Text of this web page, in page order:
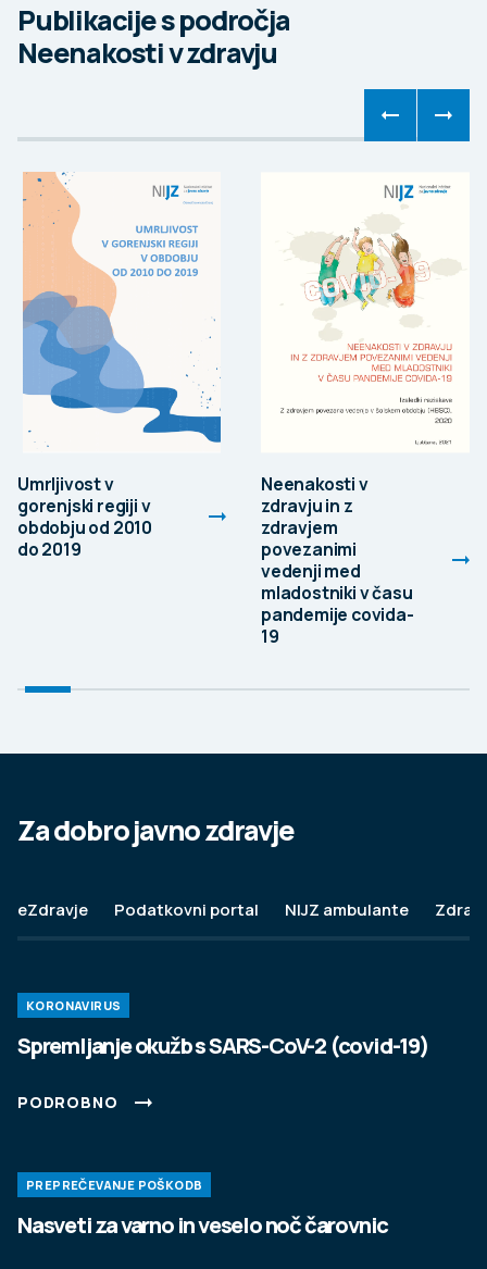
15. MAJ 2024
strokovnjaki ali obiščite interaktivne koticke in
katero od številnih stojnic.
PODROBNO
Publikacije s področja
Neenakosti v zdravju
Umrljivost v
gorenjski regiji v
obdobju od 2010
do 2019
Neenakosti v
zdravju in z
zdravjem
povezanimi
vedenji med
mladostniki v času
pandemije covida-
19
Za dobro javno zdravje
eZdravje Podatkovni portal NIJZ ambulante
KORONAVIRUS
Spremljanje okužb s SARS-CoV-2 (covid-19)
PODROBNO
PREPREČEVANJE POŠKODB
Nasveti za varno in veselo noč čarovnic